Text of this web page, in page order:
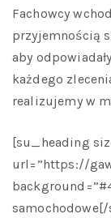
Fachowcy
przyjemnością
aby
każdego
realizujemy w
[su_heading
url=”https://